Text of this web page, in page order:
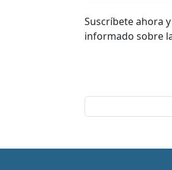
Suscríbete ahora
informado sobre